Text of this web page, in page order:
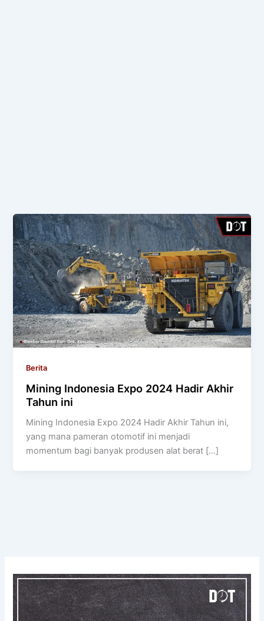
Berita
Mining Indonesia Expo 2024 Hadir Akhir
Tahun ini
Mining Indonesia Expo 2024 Hadir Akhir Tahun ini,
yang mana pameran otomotif ini menjadi
momentum bagi banyak produsen alat berat […]